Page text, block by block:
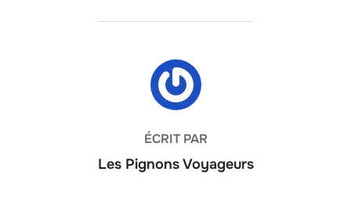
AUTEUR DE LA PUBLICATION
ÉCRIT PAR
Les Pignons Voyageurs